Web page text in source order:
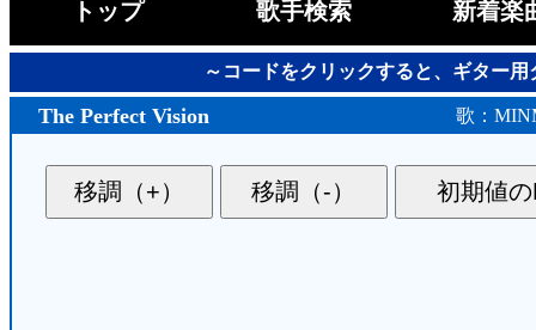
トップ 歌手検索 新着楽
～コードをクリックすると、ギター
The Perfect Vision 歌：